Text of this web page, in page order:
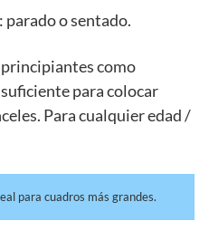
: parado o sentado.
como
para colocar
Para cualquier edad /
para cuadros más grandes.